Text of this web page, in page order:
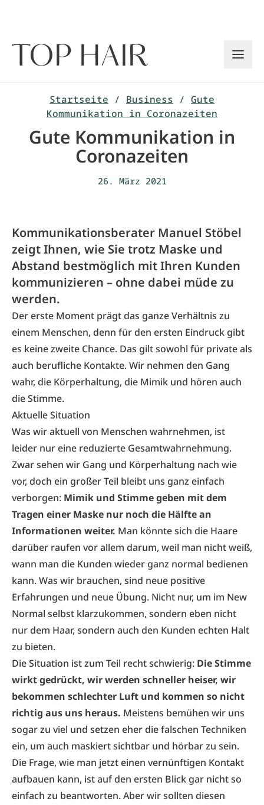
Startseite / Business / Gute
Kommunikation in Coronazeiten
Gute Kommunikation in
Coronazeiten
26. März 2021
Kommunikationsberater Manuel Stöbel
zeigt Ihnen, wie Sie trotz Maske und
Abstand bestmöglich mit Ihren Kunden
kommunizieren – ohne dabei müde zu
werden.
Der erste Moment prägt das ganze Verhältnis zu
einem Menschen, denn für den ersten Eindruck gibt
es keine zweite Chance. Das gilt sowohl für private als
auch berufliche Kontakte. Wir nehmen den Gang
wahr, die Körperhaltung, die Mimik und hören auch
die Stimme.
Aktuelle Situation
Was wir aktuell von Menschen wahrnehmen, ist
leider nur eine reduzierte Gesamtwahrnehmung.
Zwar sehen wir Gang und Körperhaltung nach wie
vor, doch ein großer Teil bleibt uns ganz einfach
verborgen: Mimik und Stimme geben mit dem
Tragen einer Maske nur noch die Hälfte an
Informationen weiter. Man könnte sich die Haare
darüber raufen vor allem darum, weil man nicht weiß,
wann man die Kunden wieder ganz normal bedienen
kann. Was wir brauchen, sind neue positive
Erfahrungen und neue Übung. Nicht nur, um im New
Normal selbst klarzukommen, sondern eben nicht
nur dem Haar, sondern auch den Kunden echten Halt
zu bieten.
Die Situation ist zum Teil recht schwierig: Die Stimme
wirkt gedrückt, wir werden schneller heiser, wir
bekommen schlechter Luft und kommen so nicht
richtig aus uns heraus. Meistens bemühen wir uns
sogar zu viel und setzen eher die falschen Techniken
ein, um auch maskiert sichtbar und hörbar zu sein.
Die Frage, wie man jetzt einen vernünftigen Kontakt
aufbauen kann, ist auf den ersten Blick gar nicht so
einfach zu beantworten. Aber wir sollten diesen